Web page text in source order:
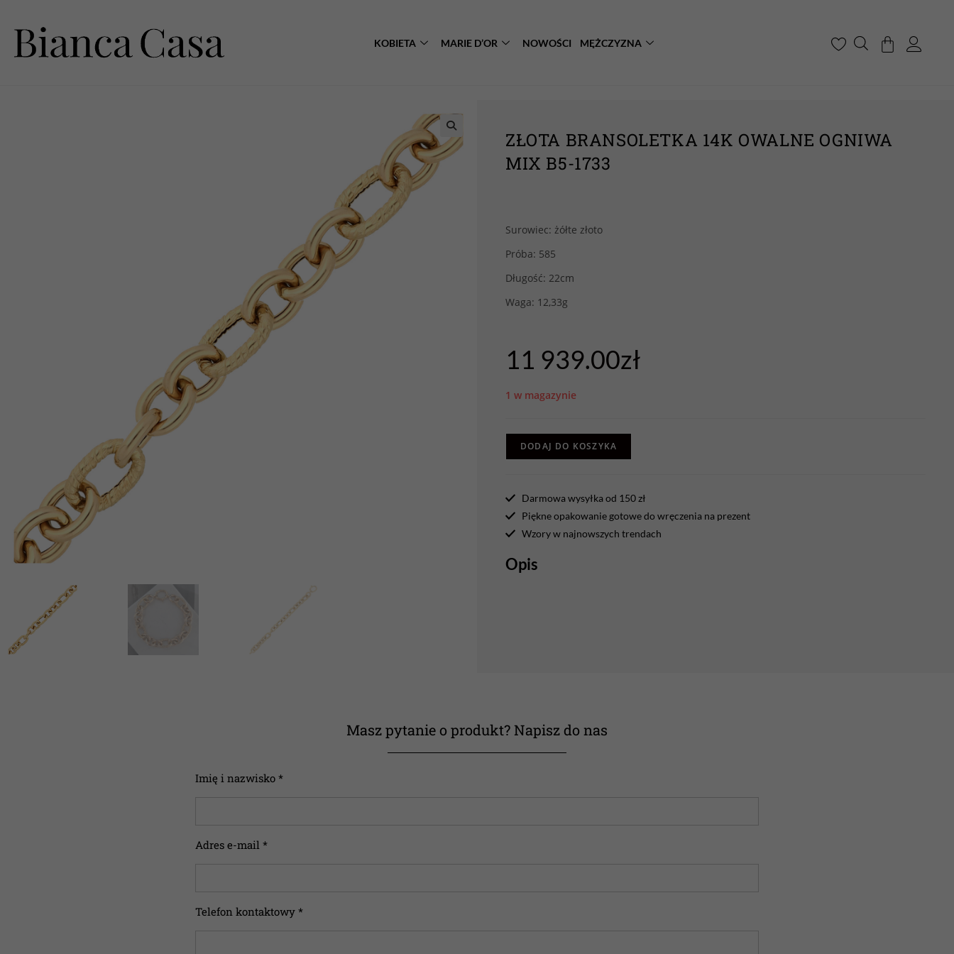
KOBIETA MARIE D’OR NOWOŚCI MĘŻCZYZNA
ZŁOTA BRANSOLETKA 14K OWALNE OGNIWA
MIX B5-1733
Surowiec: żółte złoto
Próba: 585
Długość: 22cm
Waga: 12,33g
11 939.00zł
1 w magazynie
DODAJ DO KOSZYKA
Darmowa wysyłka od 150 zł
Piękne opakowanie gotowe do wręczenia na prezent
Wzory w najnowszych trendach
Opis
Masz pytanie o produkt? Napisz do nas
Imię i nazwisko *
Adres e-mail *
Telefon kontaktowy *